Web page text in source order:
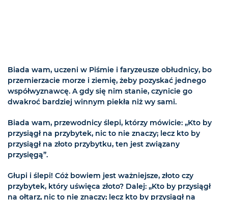
Biada wam, uczeni w Piśmie i faryzeusze obłudnicy, bo
przemierzacie morze i ziemię, żeby pozyskać jednego
współwyznawcę. A gdy się nim stanie, czynicie go
dwakroć bardziej winnym piekła niż wy sami.
Biada wam, przewodnicy ślepi, którzy mówicie: „Kto by
przysiągł na przybytek, nic to nie znaczy; lecz kto by
przysiągł na złoto przybytku, ten jest związany
przysięgą”.
Głupi i ślepi! Cóż bowiem jest ważniejsze, złoto czy
przybytek, który uświęca złoto? Dalej: „Kto by przysiągł
na ołtarz, nic to nie znaczy; lecz kto by przysiągł na